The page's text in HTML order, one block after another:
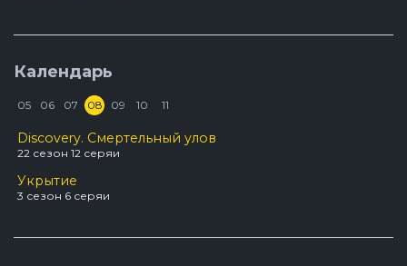
Календарь
05 06 07 08 09 10 11
Discovery. Смертельный улов
22 сезон 12 серяи
Укрытие
3 сезон 6 серяи